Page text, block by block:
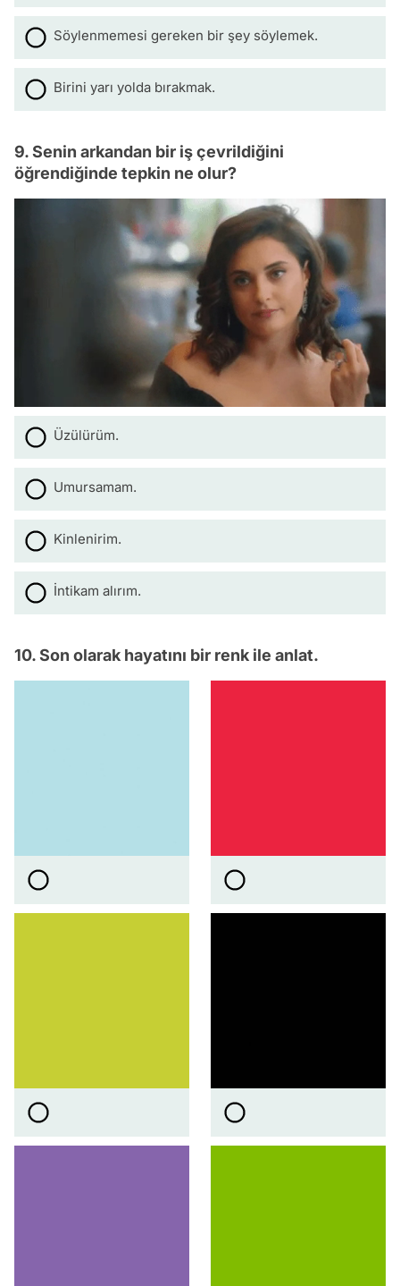
Söylenmemesi gereken bir şey söylemek.
Birini yarı yolda bırakmak.
9. Senin arkandan bir iş çevrildiğini
öğrendiğinde tepkin ne olur?
Üzülürüm.
Umursamam.
Kinlenirim.
İntikam alırım.
10. Son olarak hayatını bir renk ile anlat.